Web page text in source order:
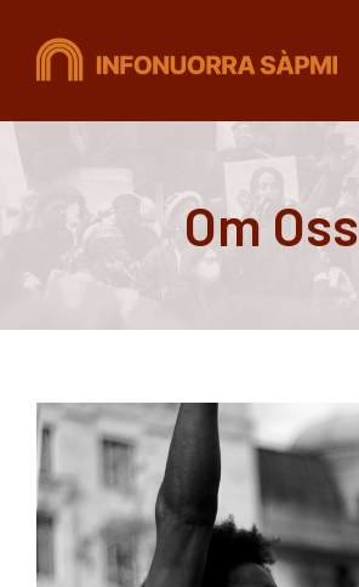
Om Oss